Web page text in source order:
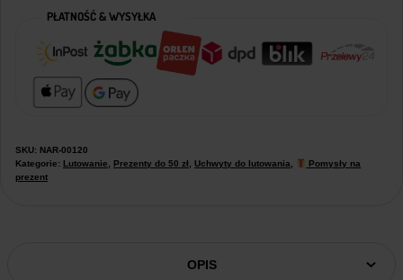
PŁATNOŚĆ & WYSYŁKA
SKU: NAR-00120
Kategorie: Lutowanie, Prezenty do 50 zł, Uchwyty do lutowania,
Pomysły na
prezent
OPIS